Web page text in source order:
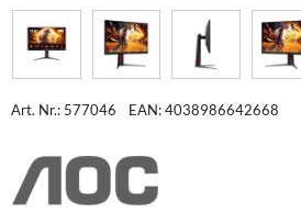
Art. Nr.: 577046 EAN: 4038986642668